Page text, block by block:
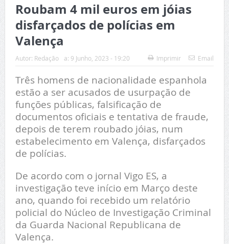
Roubam 4 mil euros em jóias
disfarçados de polícias em
Valença
Autor: Redação a: 9 Junho, 2023 - 19:20 Imprimir Email
Três homens de nacionalidade espanhola
estão a ser acusados de usurpação de
funções públicas, falsificação de
documentos oficiais e tentativa de fraude,
depois de terem roubado jóias, num
estabelecimento em Valença, disfarçados
de polícias.
De acordo com o jornal Vigo ES, a
investigação teve início em Março deste
ano, quando foi recebido um relatório
policial do Núcleo de Investigação Criminal
da Guarda Nacional Republicana de
Valença.